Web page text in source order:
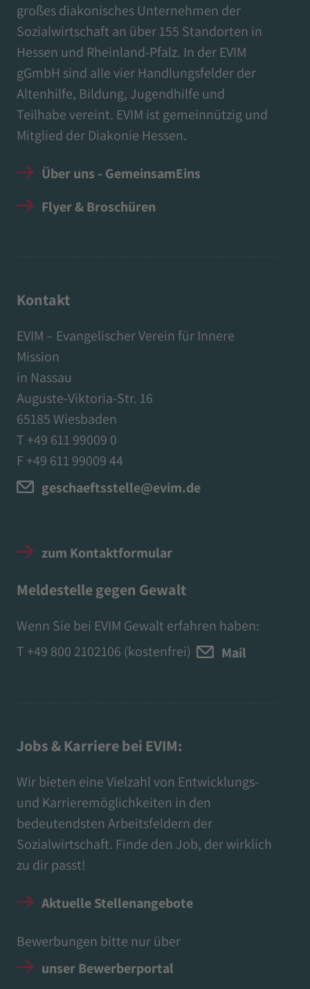
großes diakonisches Unternehmen der
Sozialwirtschaft an über 155 Standorten in
Hessen und Rheinland-Pfalz. In der EVIM
gGmbH sind alle vier Handlungsfelder der
Altenhilfe, Bildung, Jugendhilfe und
Teilhabe vereint. EVIM ist gemeinnützig und
Mitglied der Diakonie Hessen.
Über uns - GemeinsamEins
Flyer & Broschüren
Kontakt
EVIM – Evangelischer Verein für Innere
Mission
in Nassau
Auguste-Viktoria-Str. 16
65185 Wiesbaden
T +49 611 99009 0
F +49 611 99009 44
geschaeftsstelle@evim.de
zum Kontaktformular
Meldestelle gegen Gewalt
Wenn Sie bei EVIM Gewalt erfahren haben:
T +49 800 2102106 (kostenfrei) Mail
Jobs & Karriere bei EVIM:
Wir bieten eine Vielzahl von Entwicklungs-
und Karrieremöglichkeiten in den
bedeutendsten Arbeitsfeldern der
Sozialwirtschaft. Finde den Job, der wirklich
zu dir passt!
Aktuelle Stellenangebote
Bewerbungen bitte nur über
unser Bewerberportal